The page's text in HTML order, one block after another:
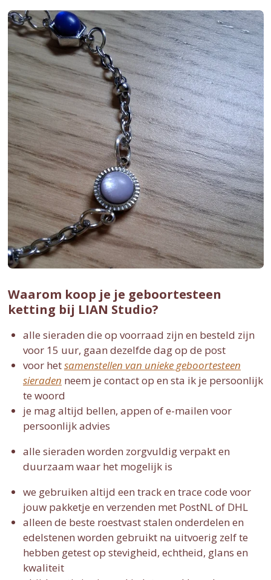
Waarom koop je je geboortesteen
ketting bij LIAN Studio?
alle sieraden die op voorraad zijn en besteld zijn
voor 15 uur, gaan dezelfde dag op de post
voor hetsamenstellen van unieke geboortesteen
sieraden neem je contact op en sta ik je persoonlijk
te woord
je mag altijd bellen, appen of e-mailen voor
persoonlijk advies
alle sieraden worden zorgvuldig verpakt en
duurzaam waar het mogelijk is
we gebruiken altijd een track en trace code voor
jouw pakketje en verzenden met PostNL of DHL
alleen de beste roestvast stalen onderdelen en
edelstenen worden gebruikt na uitvoerig zelf te
hebben getest op stevigheid, echtheid, glans en
kwaliteit